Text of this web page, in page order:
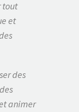
tout
et
des
animer